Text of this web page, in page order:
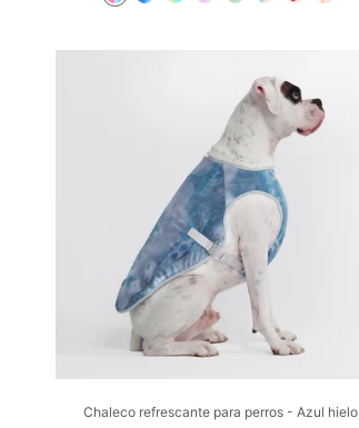
Chaleco refrescante para perros - Azul hielo